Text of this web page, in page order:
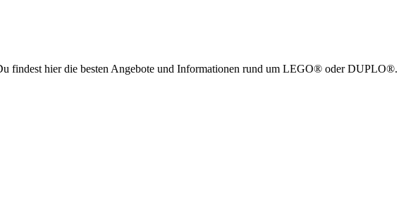
findest hier die besten Angebote und Informationen rund um LEGO® oder DUPLO®.